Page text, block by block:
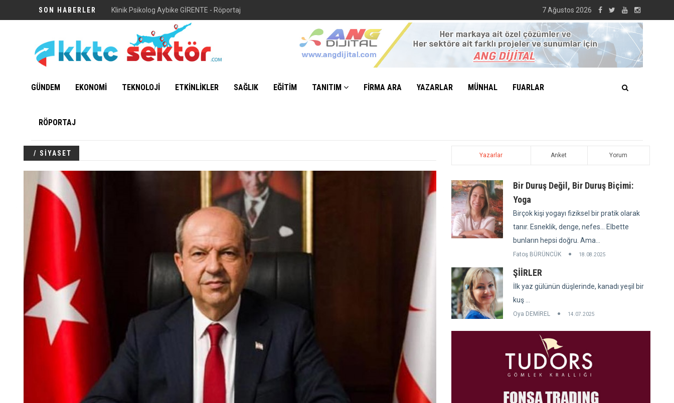
SON HABERLER Vuni Sarayı 7 Ağustos 2026
GÜNDEM EKONOMİ TEKNOLOJİ ETKİNLİKLER SAĞLIK EĞİTİM TANITIM FİRMA ARA YAZARLAR MÜNHAL FUARLAR
RÖPORTAJ
/ SİYASET Yazarlar Anket Yorum
Bir Duruş Değil, Bir Duruş Biçimi:
Yoga
Birçok kişi yogayı fiziksel bir pratik olarak
tanır. Esneklik, denge, nefes... Elbette
bunların hepsi doğru. Ama...
Fatoş BÜRÜNCÜK 18.08.2025
ŞİİRLER
İlk yaz gülünün düşlerinde, kanadı yeşil bir
kuş ...
Oya DEMİREL 14.07.2025